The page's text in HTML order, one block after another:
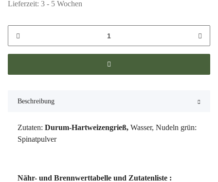
Lieferzeit: 3 - 5 Wochen
Beschreibung
Zutaten: Durum-Hartweizengrieß, Wasser, Nudeln grün:
Spinatpulver
Nähr- und Brennwerttabelle und Zutatenliste :